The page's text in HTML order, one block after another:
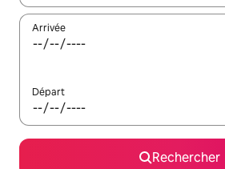
Arrivée
Départ
Rechercher